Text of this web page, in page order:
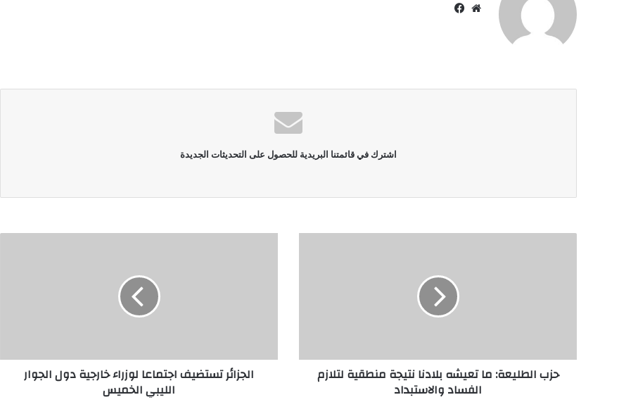
موقع
اشترك في قائمتنا البريدية للحصول على التحديثات الجديدة
حزب الطليعة: ما تعيشه بلادنا نتيجة منطقية لتلازم
الفساد والاستبداد
الجزائر تستضيف اجتماعا لوزراء خارجية دول الجوار
الليبي الخميس